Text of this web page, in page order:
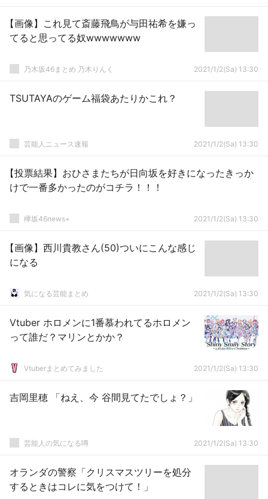
【画像】これ見て斎藤飛鳥が与田祐希を嫌っ
てると思ってる奴wwwwwww
乃木坂46まとめ 乃木りんく 2021/1/2(Sa) 13:30
TSUTAYAのゲーム福袋あたりかこれ？
芸能人ニュース速報 2021/1/2(Sa) 13:30
【投票結果】おひさまたちが日向坂を好きになったきっか
けで一番多かったのがコチラ！！！
欅坂46news+ 2021/1/2(Sa) 13:30
【画像】西川貴教さん(50)ついにこんな感じ
になる
気になる芸能まとめ 2021/1/2(Sa) 13:30
Vtuber ホロメンに1番慕われてるホロメン
って誰だ？マリンとかか？
Vtuberまとめてみました 2021/1/2(Sa) 13:30
吉岡里穂 「ねえ、今 谷間見てたでしょ？」
芸能人の気になる噂 2021/1/2(Sa) 13:30
オランダの警察「クリスマスツリーを処分
するときはコレに気をつけて！」